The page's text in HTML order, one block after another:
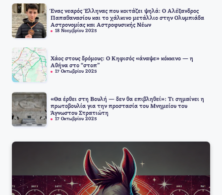
Ένας νεαρός Έλληνας που κοιτάζει ψηλά: Ο Αλέξανδρος
Παπαθανασίου και το χάλκινο μετάλλιο στην Ολυμπιάδα
Αστρονομίας και Αστροφυσικής Νέων
18 Νοεμβρίου 2025
Χάος στους δρόμους: Ο Κηφισός «άναψε» κόκκινο — η
Αθήνα στο “στοπ”
17 Οκτωβρίου 2025
«Θα έρθει στη Βουλή — δεν θα επιβληθεί»: Τι σημαίνει η
πρωτοβουλία για την προστασία του Μνημείου του
Άγνωστου Στρατιώτη
17 Οκτωβρίου 2025